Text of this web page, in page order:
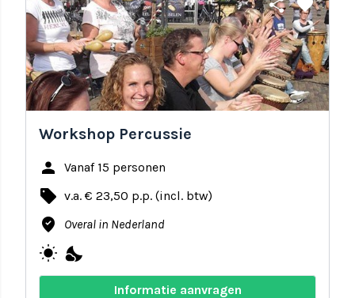
share favorite
Workshop Percussie
person Vanaf 15 personen
local_offer v.a. € 23,50 p.p. (incl. btw)
where_to_vote Overal in Nederland
wb_sunny nights_stay
Informatie aanvragen